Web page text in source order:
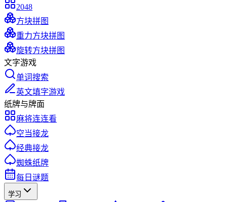
2048
方块拼图
重力方块拼图
旋转方块拼图
文字游戏
单词搜索
英文填字游戏
纸牌与牌面
麻将连连看
空当接龙
经典接龙
蜘蛛纸牌
每日谜题
学习